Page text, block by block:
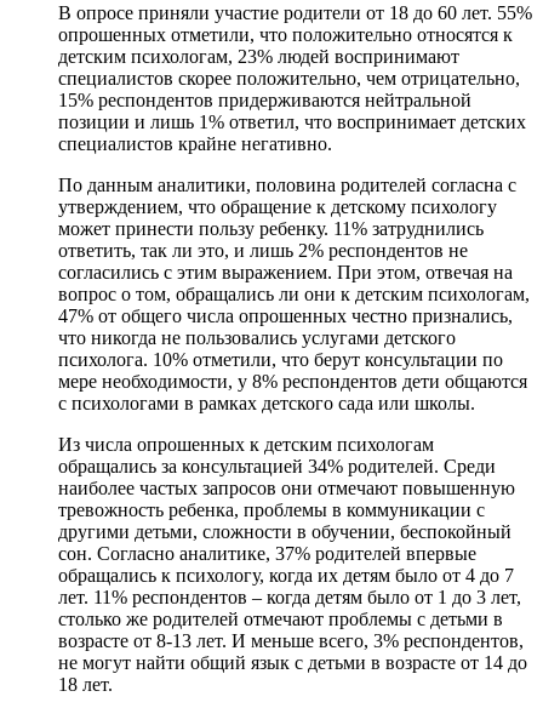
В опросе приняли участие родители от 18 до 60 лет. 55%
опрошенных отметили, что положительно относятся к
детским психологам, 23% людей воспринимают
специалистов скорее положительно, чем отрицательно,
15% респондентов придерживаются нейтральной
позиции и лишь 1% ответил, что воспринимает детских
специалистов крайне негативно.
По данным аналитики, половина родителей согласна с
утверждением, что обращение к детскому психологу
может принести пользу ребенку. 11% затруднились
ответить, так ли это, и лишь 2% респондентов не
согласились с этим выражением. При этом, отвечая на
вопрос о том, обращались ли они к детским психологам,
47% от общего числа опрошенных честно признались,
что никогда не пользовались услугами детского
психолога. 10% отметили, что берут консультации по
мере необходимости, у 8% респондентов дети общаются
с психологами в рамках детского сада или школы.
Из числа опрошенных к детским психологам
обращались за консультацией 34% родителей. Среди
наиболее частых запросов они отмечают повышенную
тревожность ребенка, проблемы в коммуникации с
другими детьми, сложности в обучении, беспокойный
сон. Согласно аналитике, 37% родителей впервые
обращались к психологу, когда их детям было от 4 до 7
лет. 11% респондентов – когда детям было от 1 до 3 лет,
столько же родителей отмечают проблемы с детьми в
возрасте от 8-13 лет. И меньше всего, 3% респондентов,
не могут найти общий язык с детьми в возрасте от 14 до
18 лет.